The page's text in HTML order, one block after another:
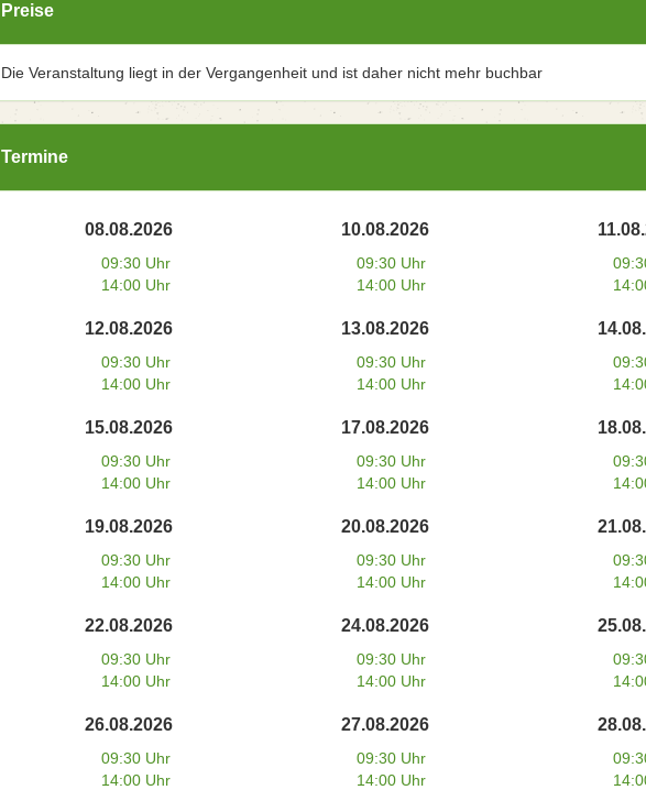
Preise
Die Veranstaltung liegt in der Vergangenheit und ist daher nicht mehr buchbar
Termine
08.08.2026
09:30 Uhr
14:00 Uhr
10.08.2026
09:30 Uhr
14:00 Uhr
12.08.2026
09:30 Uhr
14:00 Uhr
13.08.2026
09:30 Uhr
14:00 Uhr
15.08.2026
09:30 Uhr
14:00 Uhr
17.08.2026
09:30 Uhr
14:00 Uhr
19.08.2026
09:30 Uhr
14:00 Uhr
20.08.2026
09:30 Uhr
14:00 Uhr
22.08.2026
09:30 Uhr
14:00 Uhr
24.08.2026
09:30 Uhr
14:00 Uhr
26.08.2026
09:30 Uhr
14:00 Uhr
27.08.2026
09:30 Uhr
14:00 Uhr